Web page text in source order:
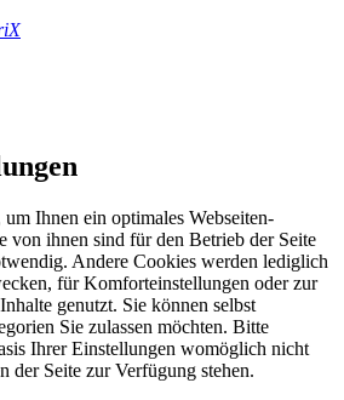
Ihnen ein optimales Webseiten-
von ihnen sind für den Betrieb der Seite
Andere Cookies werden lediglich
für Komforteinstellungen oder zur
genutzt. Sie können selbst
Sie zulassen möchten. Bitte
Ihrer Einstellungen womöglich nicht
der Seite zur Verfügung stehen.